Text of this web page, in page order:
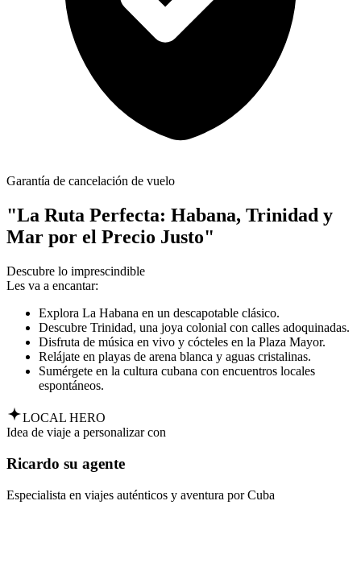
Garantía de cancelación de vuelo
"La Ruta Perfecta: Habana, Trinidad y
Mar por el Precio Justo"
Descubre lo imprescindible
Les va a encantar:
Explora La Habana en un descapotable clásico.
Descubre Trinidad, una joya colonial con calles adoquinadas.
Disfruta de música en vivo y cócteles en la Plaza Mayor.
Relájate en playas de arena blanca y aguas cristalinas.
Sumérgete en la cultura cubana con encuentros locales
espontáneos.
LOCAL HERO
Idea de viaje a personalizar con
Ricardo su agente
Especialista en viajes auténticos y aventura por Cuba